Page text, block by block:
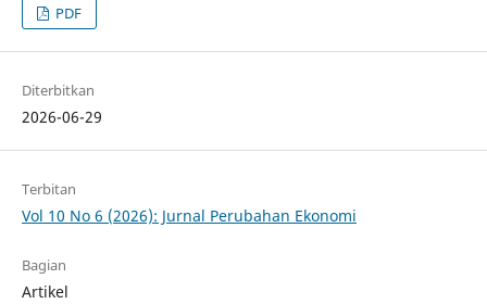
PDF
Diterbitkan
2026-06-29
Terbitan
Vol 10 No 6 (2026): Jurnal Perubahan Ekonomi
Bagian
Artikel